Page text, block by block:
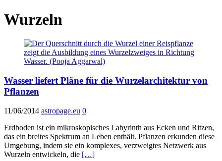
Wurzeln
Wasser liefert Pläne für die Wurzelarchitektur von
Pflanzen
11/06/2014 astropage.eu 0
Erdboden ist ein mikroskopisches Labyrinth aus Ecken und Ritzen,
das ein breites Spektrum an Leben enthält. Pflanzen erkunden diese
Umgebung, indem sie ein komplexes, verzweigtes Netzwerk aus
Wurzeln entwickeln, die […]